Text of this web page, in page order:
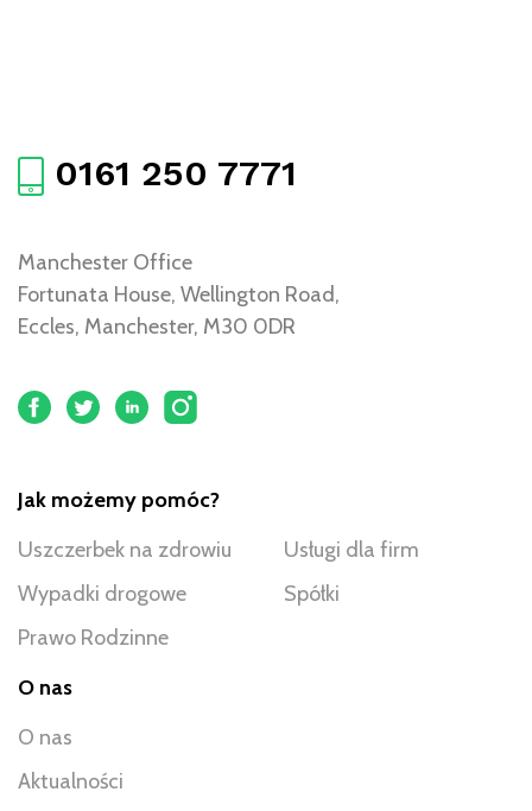
0161 250 7771
Manchester Office
Fortunata House, Wellington Road,
Eccles, Manchester, M30 0DR
Jak możemy pomóc?
Uszczerbek na zdrowiu
Wypadki drogowe
Prawo Rodzinne
Usługi dla firm
Spółki
O nas
O nas
Aktualności